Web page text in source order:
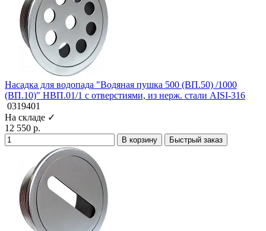
Насадка для водопада "Водяная пушка 500 (ВП.50) /1000
(ВП.10)" НВП.01/1 с отверстиями, из нерж. стали AISI-316
0319401
На складе ✓
12 550 р.
В корзину Быстрый заказ